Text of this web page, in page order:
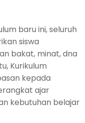
baru ini, seluruh
siswa
bakat, minat, dna
Kurikulum
kepada
ajar
kebutuhan belajar